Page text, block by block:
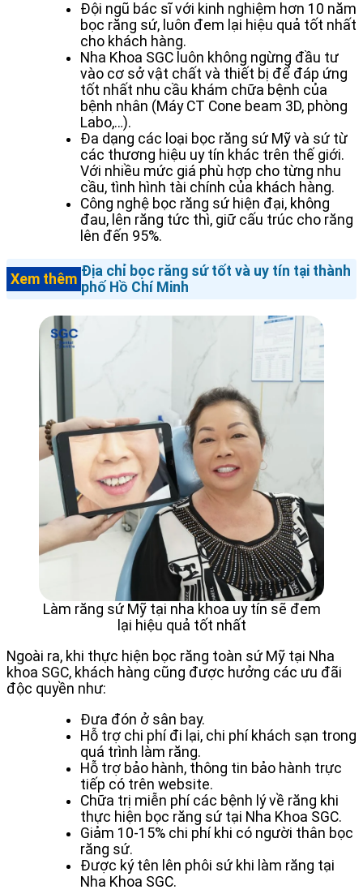
Đội ngũ bác sĩ với kinh nghiệm hơn 10 năm
bọc răng sứ, luôn đem lại hiệu quả tốt nhất
cho khách hàng.
Nha Khoa SGC luôn không ngừng đầu tư
vào cơ sở vật chất và thiết bị để đáp ứng
tốt nhất nhu cầu khám chữa bệnh của
bệnh nhân (Máy CT Cone beam 3D, phòng
Labo,…).
Đa dạng các loại bọc răng sứ Mỹ và sứ từ
các thương hiệu uy tín khác trên thế giới.
Với nhiều mức giá phù hợp cho từng nhu
cầu, tình hình tài chính của khách hàng.
Công nghệ bọc răng sứ hiện đại, không
đau, lên răng tức thì, giữ cấu trúc cho răng
lên đến 95%.
Xem thêm Địa chỉ bọc răng sứ tốt và uy tín tại thành
phố Hồ Chí Minh
Làm răng sứ Mỹ tại nha khoa uy tín sẽ đem
lại hiệu quả tốt nhất
Ngoài ra, khi thực hiện bọc răng toàn sứ Mỹ tại Nha
khoa SGC, khách hàng cũng được hưởng các ưu đãi
độc quyền như:
Đưa đón ở sân bay.
Hỗ trợ chi phí đi lại, chi phí khách sạn trong
quá trình làm răng.
Hỗ trợ bảo hành, thông tin bảo hành trực
tiếp có trên website.
Chữa trị miễn phí các bệnh lý về răng khi
thực hiện bọc răng sứ tại Nha Khoa SGC.
Giảm 10-15% chi phí khi có người thân bọc
răng sứ.
Được ký tên lên phôi sứ khi làm răng tại
Nha Khoa SGC.